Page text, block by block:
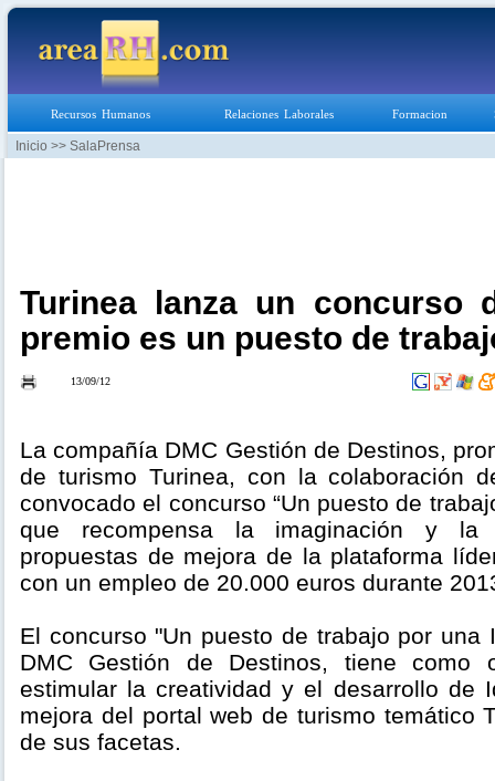
Recursos Humanos Relaciones Laborales Formacion
Inicio >> SalaPrensa
Turinea lanza un concurso
premio es un puesto de
13/09/12
La compañía DMC Gestión de Destinos,
de turismo Turinea, con la colaboración
convocado el concurso “Un puesto de
que recompensa la imaginación y la
propuestas de mejora de la plataforma
con un empleo de 20.000 euros durante
El concurso "Un puesto de trabajo por una
DMC Gestión de Destinos, tiene como
estimular la creatividad y el desarrollo de
mejora del portal web de turismo temático
de sus facetas.